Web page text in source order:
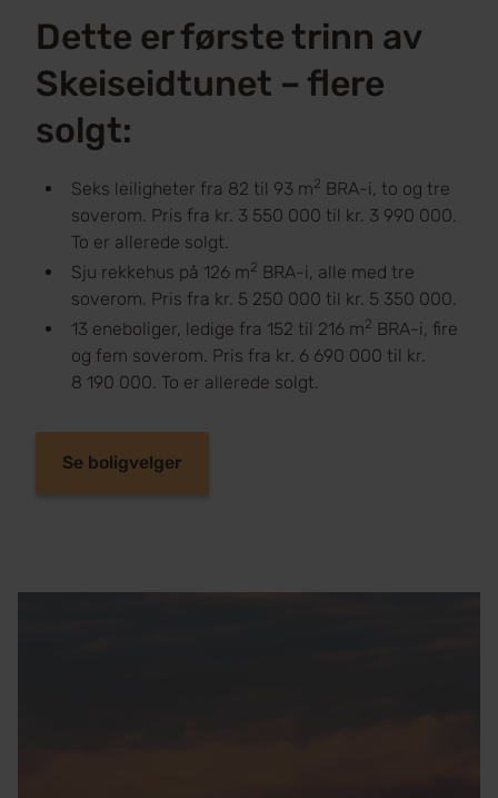
Dette er første trinn av
Skeiseidtunet – flere
solgt:
Seks leiligheter fra 82 til 93 m2 BRA-i, to og tre
soverom. Pris fra kr. 3 550 000 til kr. 3 990 000.
To er allerede solgt.
Sju rekkehus på 126 m2 BRA-i, alle med tre
soverom. Pris fra kr. 5 250 000 til kr. 5 350 000.
13 eneboliger, ledige fra 152 til 216 m2 BRA-i, fire
og fem soverom. Pris fra kr. 6 690 000 til kr.
8 190 000. To er allerede solgt.
Se boligvelger